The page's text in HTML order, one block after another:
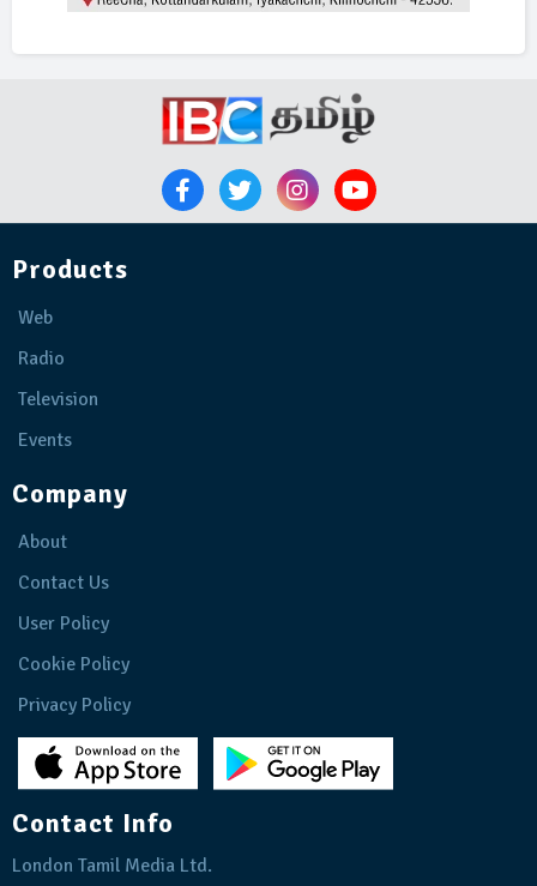
Products
Web
Radio
Television
Events
Company
About
Contact Us
User Policy
Cookie Policy
Privacy Policy
Contact Info
London Tamil Media Ltd.